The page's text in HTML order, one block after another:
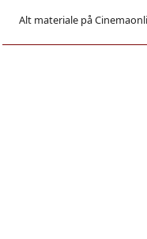
Alt materiale på